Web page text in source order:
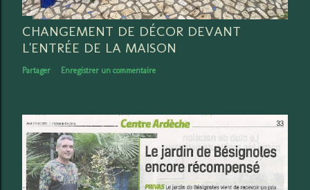
CHANGEMENT DE DÉCOR DEVANT
L'ENTRÉE DE LA MAISON
Partager Enregistrer un commentaire